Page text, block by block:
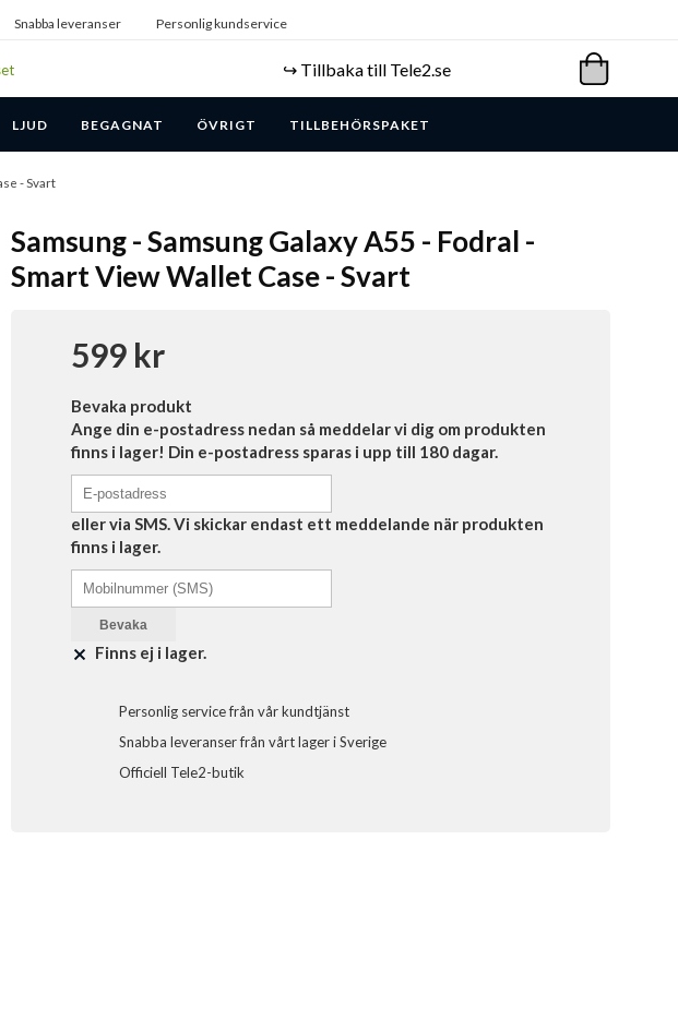
Snabba leveranser Personlig kundservice
↪️ Tillbaka till Tele2.se
LJUD BEGAGNAT ÖVRIGT TILLBEHÖRSPAKET
- Svart
Samsung - Samsung Galaxy A55 - Fodral -
Smart View Wallet Case - Svart
599 kr
Bevaka produkt
Ange din e-postadress nedan så meddelar vi dig om produkten
finns i lager! Din e-postadress sparas i upp till 180 dagar.
eller via SMS. Vi skickar endast ett meddelande när produkten
finns i lager.
Bevaka
Finns ej i lager.
Personlig service från vår kundtjänst
Snabba leveranser från vårt lager i Sverige
Officiell Tele2-butik